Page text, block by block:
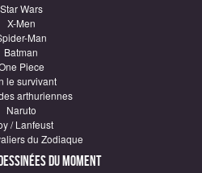
Star Wars
X-Men
Man
Batman
Piece
le survivant
arthuriennes
Naruto
/ Lanfeust
du Zodiaque
du moment